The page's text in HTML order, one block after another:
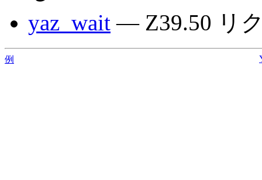
yaz_wait — Z39.50 リ
例